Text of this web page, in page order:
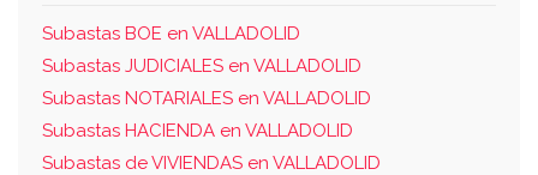
Subastas BOE en VALLADOLID
Subastas JUDICIALES en VALLADOLID
Subastas NOTARIALES en VALLADOLID
Subastas HACIENDA en VALLADOLID
Subastas de VIVIENDAS en VALLADOLID